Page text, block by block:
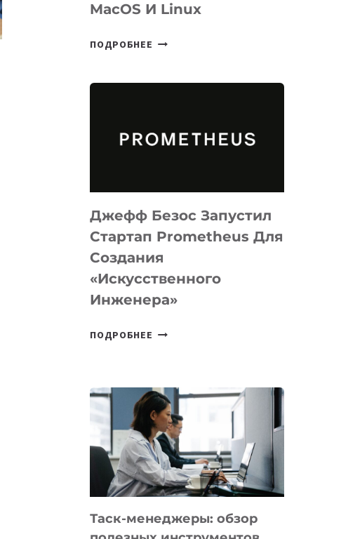
MacOS И Linux
ПОДРОБНЕЕ META
ДЛЯ
И
LINUX
Джефф Безос Запустил
Стартап Prometheus Для
Создания
«искусственного
Инженера»
ПОДРОБНЕЕ ДЖЕФФ
PROMETHEUS
ДЛЯ
СОЗДАНИЯ
«ИСКУССТВЕННОГО
ИНЖЕНЕРА»
Таск-менеджеры: обзор